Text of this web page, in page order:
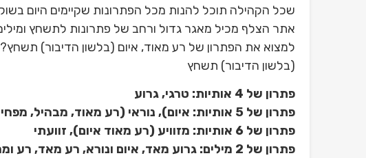
שכל הקהילה תוכל להנות מכל הפתרונות שקיימים היום
אתר הצלף מכיל מאגר גדול ורחב של פתרונות לתשחץ
למצוא את הפתרון של רע מאוד, איום (בלשון הדיבור) תשחץ?
(בלשון הדיבור) תשחץ
פתרון של 4 אותיות: טרגי, גרוע
פתרון של 5 אותיות: איום), נוראי (רע מאוד, מבהיל, מפחיד, מחריד
פתרון של 6 אותיות: מזוויע (רע מאוד איום), זוועתי
פתרון של 2 מילים: גרוע מאד, איום ונורא, רע מאד, רע ומר, מפיל אימה, בלתי נסבל